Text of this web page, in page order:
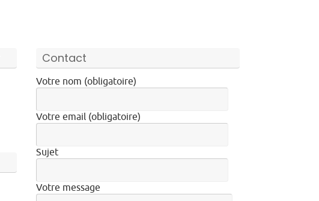
Contact
Votre nom (obligatoire)
Votre email (obligatoire)
Sujet
Votre message